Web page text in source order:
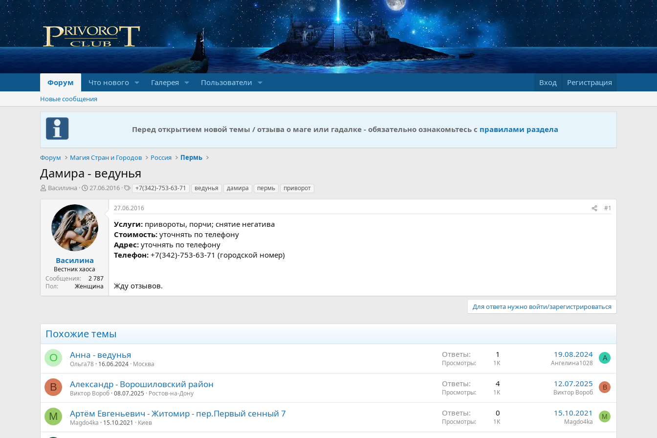
Форум Что нового Галерея Пользователи Вход Регистрация
Новые сообщения
Перед открытием новой темы / отзыва о маге или гадалке - обязательно ознакомьтесь с правилами раздела
Форум Магия Стран и Городов Россия Пермь
Дамира - ведунья
А
Василина
Д
а
н
а
ч
а
л
а
27.06.2016
Т
г
и
+7(342)-753-63-71 ведунья дамира пермь приворот
Василина
Вестник хаоса
Сообщения
2 787
Пол
Женщина
27.06.2016 #1
Услуги: привороты, порчи; снятие негатива
Стоимость: уточнять по телефону
Адрес: уточнять по телефону
Телефон: +7(342)-753-63-71 (городской номер)
Жду отзывов.
Для ответа нужно войти/зарегистрироваться
Похожие темы
О Анна - ведунья
Ольга78 16.06.2024 Москва
Ответы 1
Просмотры 1K
19.08.2024
Ангелина1028
А
В Александр - Ворошиловский район
Виктор Вороб 08.07.2025 Ростов-на-Дону
Ответы 4
Просмотры 1K
12.07.2025
Виктор Вороб
В
M Артём Евгеньевич - Житомир - пер.Первый сенный 7
Magdo4ka 15.10.2021 Киев
Ответы 0
Просмотры 1K
15.10.2021
Magdo4ka
M